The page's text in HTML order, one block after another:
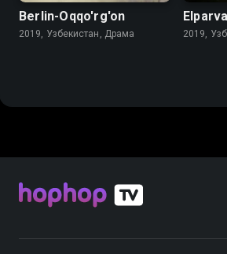
Berlin-Oqqo'rg'on
2019, Узбекистан, Драма 2019,